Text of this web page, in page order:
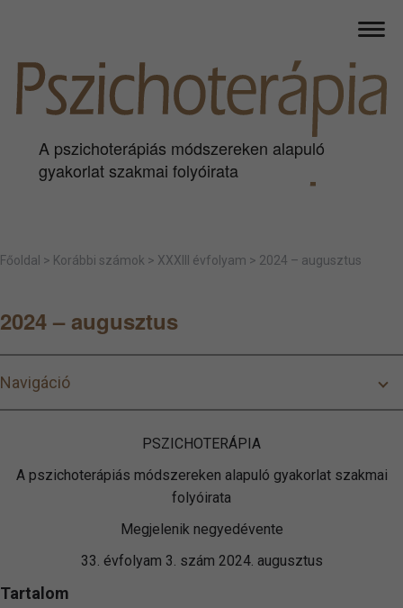
A pszichoterápiás módszereken alapuló
gyakorlat szakmai folyóirata
Főoldal > Korábbi számok > XXXIII évfolyam > 2024 – augusztus
2024 – augusztus
Navigáció
PSZICHOTERÁPIA
A pszichoterápiás módszereken alapuló gyakorlat szakmai
folyóirata
Megjelenik negyedévente
33. évfolyam 3. szám 2024. augusztus
Tartalom